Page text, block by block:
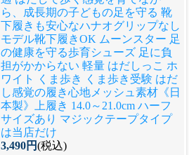
ら、成長期の子どもの足を守る 靴
下履きも安心なハナオグリップなし
モデル靴下履きOK ムーンスター 足
の健康を守る歩育シューズ 足に負
担がかからない 軽量 はだしっこ ホ
ワイト くま歩き くま歩き受験 はだ
し感覚の履き心地メッシュ素材《日
本製》上履き 14.0～21.0cm ハーフ
サイズあり マジックテープタイプ
は当店だけ
3,490円(税込)